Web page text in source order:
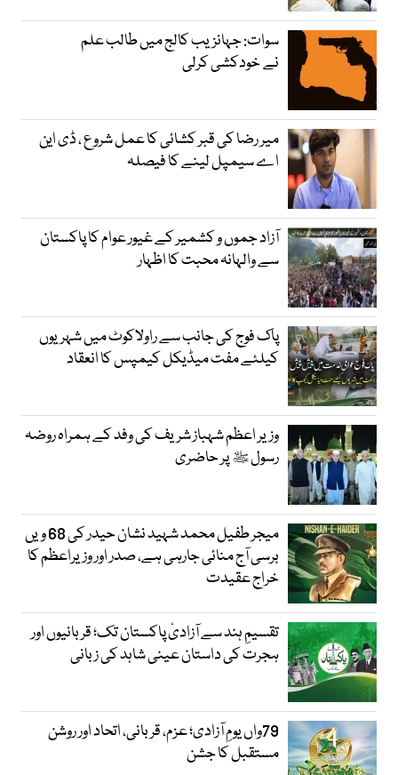
سوات: جہانزیب کالج میں طالب علم
نے خودکشی کرلی
میر رضا کی قبر کشائی کا عمل شروع ، ڈی این
اے سیمپل لینے کا فیصلہ
آزاد جموں و کشمیر کے غیور عوام کا پاکستان
سے والہانہ محبت کا اظہار
پاک فوج کی جانب سے راولاکوٹ میں شہریوں
کیلئے مفت میڈیکل کیمپس کا انعقاد
وزیر اعظم شہباز شریف کی وفد کے ہمراہ روضہ
رسول ﷺ پر حاضری
میجر طفیل محمد شہید نشان حیدر کی 68 ویں
برسی آج منائی جارہی ہے، صدر اور وزیراعظم کا
خراج عقیدت
تقسیمِ ہند سے آزادیٔ پاکستان تک؛ قربانیوں اور
ہجرت کی داستان عینی شاہد کی زبانی
79واں یومِ آزادی؛ عزم، قربانی، اتحاد اور روشن
مستقبل کا جشن